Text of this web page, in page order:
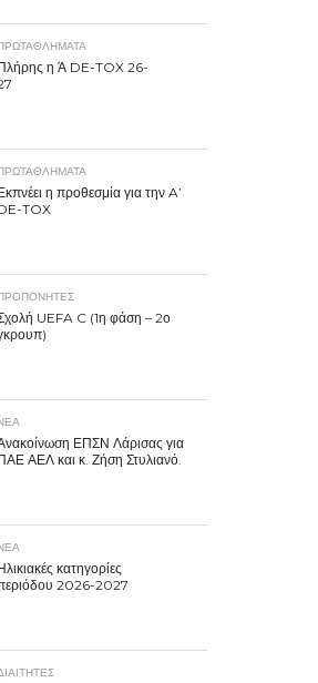
η Ά DE-TOX 26-
η προθεσμία για την A’
TOX
UEFA C (1η φάση – 2ο
ΕΠΣΝ Λάρισας για
ΑΕΛ και κ. Ζήση Στυλιανό.
κατηγορίες
2026-2027